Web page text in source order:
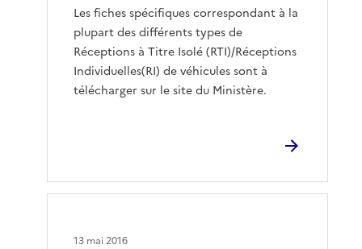
Les fiches spécifiques correspondant à la
plupart des différents types de
Réceptions à Titre Isolé (RTI)/Réceptions
Individuelles(RI) de véhicules sont à
télécharger sur le site du Ministère.
13 mai 2016